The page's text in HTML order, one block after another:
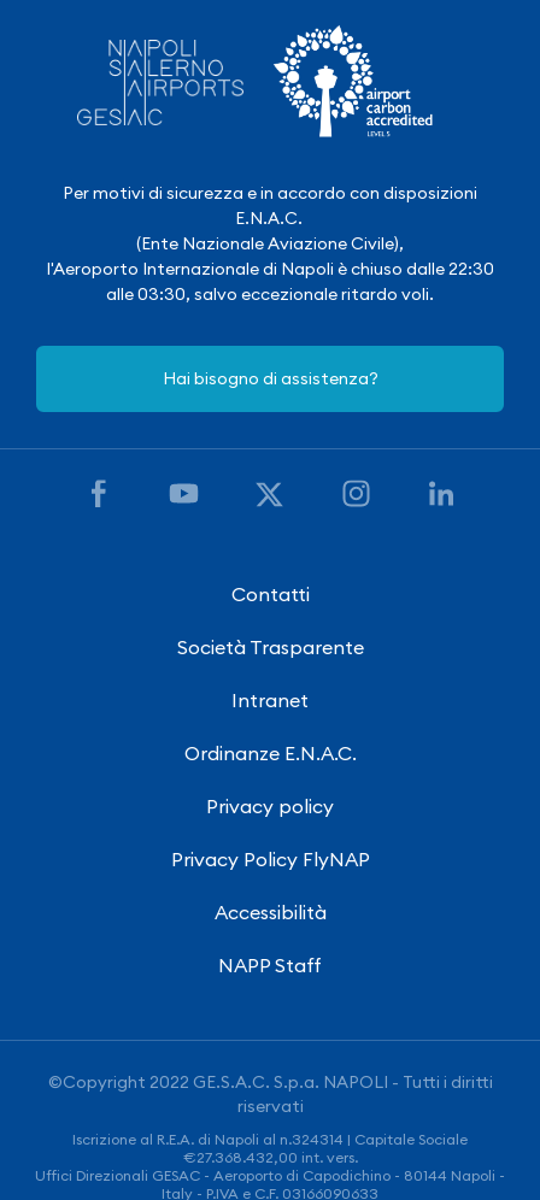
Per motivi di sicurezza e in accordo con disposizioni
E.N.A.C.
(Ente Nazionale Aviazione Civile),
l'Aeroporto Internazionale di Napoli è chiuso dalle 22:30
alle 03:30, salvo eccezionale ritardo voli.
Hai bisogno di assistenza?
Contatti
Società Trasparente
Intranet
Ordinanze E.N.A.C.
Privacy policy
Privacy Policy FlyNAP
Accessibilità
NAPP Staff
©Copyright 2022 GE.S.A.C. S.p.a. NAPOLI - Tutti i diritti
riservati
Iscrizione al R.E.A. di Napoli al n.324314 | Capitale Sociale
€27.368.432,00 int. vers.
Uffici Direzionali GESAC - Aeroporto di Capodichino - 80144 Napoli -
Italy - P.IVA e C.F. 03166090633